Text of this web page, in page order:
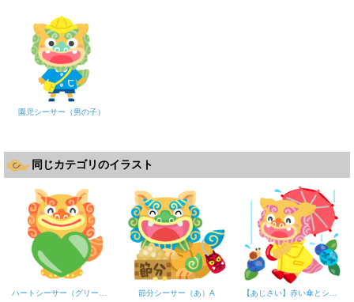
園児シーサー（男の子）
同じカテゴリのイラスト
ハートシーサー（グリーン） 節分シーサー（あ）A 【あじさい】赤い傘とシーサーの女の子